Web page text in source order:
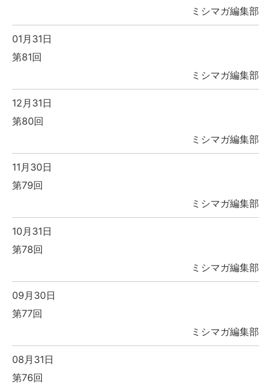
ミシマガ編集部
01月31日
第81回
ミシマガ編集部
12月31日
第80回
ミシマガ編集部
11月30日
第79回
ミシマガ編集部
10月31日
第78回
ミシマガ編集部
09月30日
第77回
ミシマガ編集部
08月31日
第76回